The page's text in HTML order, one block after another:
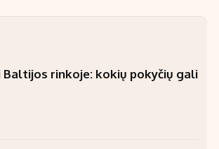
Baltijos rinkoje: kokių pokyčių gali